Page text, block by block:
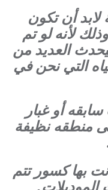
لابد أن تكون
لأنه لو تم
العديد من
التي نحن في
سابقه أو غبار
منطقه نظيفة
بها كسور تتم